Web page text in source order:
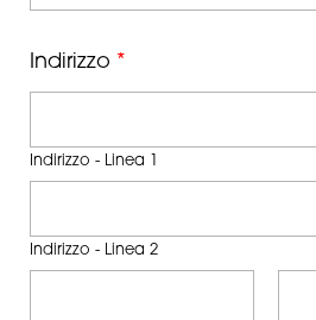
Indirizzo *
Indirizzo - Linea 1
Indirizzo - Linea 2